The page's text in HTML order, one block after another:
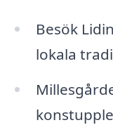
Besök
lokala